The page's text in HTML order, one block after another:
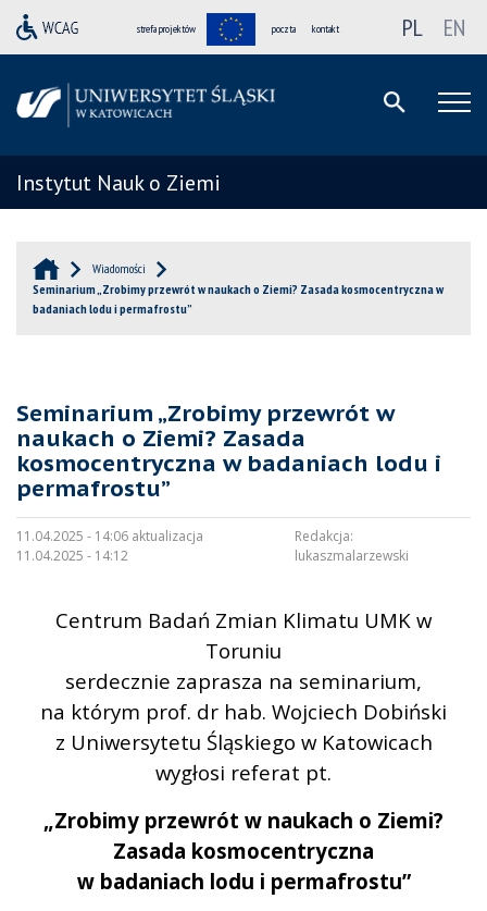
strefa projektów poczta kontakt PL EN
Instytut Nauk o Ziemi
Wiadomości
Seminarium „Zrobimy przewrót w naukach o Ziemi? Zasada kosmocentryczna w
badaniach lodu i permafrostu”
Seminarium „Zrobimy przewrót w
naukach o Ziemi? Zasada
kosmocentryczna w badaniach lodu i
permafrostu”
11.04.2025 - 14:06 aktualizacja
11.04.2025 - 14:12
Redakcja:
lukaszmalarzewski
Centrum Badań Zmian Klimatu UMK w
Toruniu
serdecznie zaprasza na seminarium,
na którym prof. dr hab. Wojciech Dobiński
z Uniwersytetu Śląskiego w Katowicach
wygłosi referat pt.
„Zrobimy przewrót w naukach o Ziemi?
Zasada kosmocentryczna
w badaniach lodu i permafrostu”